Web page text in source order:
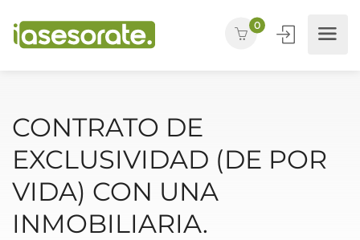
0
CONTRATO DE
EXCLUSIVIDAD (DE POR
VIDA) CON UNA
INMOBILIARIA.